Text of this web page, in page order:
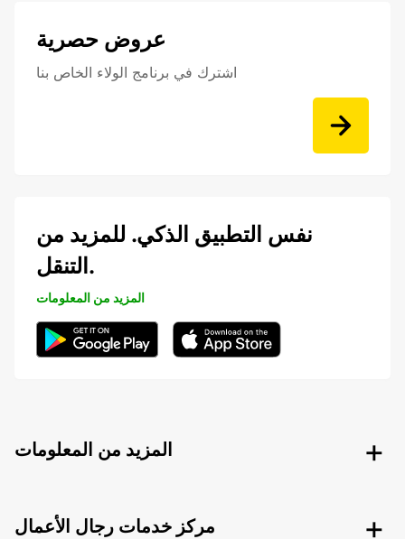
عروض حصرية
اشترك في برنامج الولاء الخاص بنا
نفس التطبيق الذكي. للمزيد من
التنقل.
المزيد من المعلومات
المزيد من المعلومات
مركز خدمات رجال الأعمال